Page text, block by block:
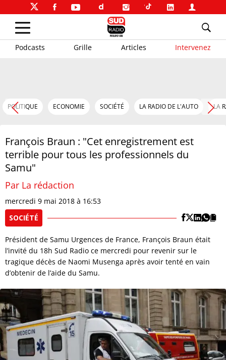
Podcasts Grille Articles Intervenez
POLITIQUE ECONOMIE SOCIÉTÉ LA RADIO DE L'AUTO LA
François Braun : "Cet enregistrement est
terrible pour tous les professionnels du
Samu"
Par La rédaction
mercredi 9 mai 2018 à 16:53
SOCIÉTÉ
Président de Samu Urgences de France, François Braun était
l’invité du 18h Sud Radio ce mercredi pour revenir sur le
tragique décès de Naomi Musenga après avoir tenté en vain
d’obtenir de l’aide du Samu.